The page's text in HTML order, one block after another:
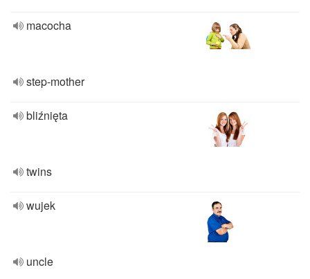
macocha
step-mother
bliźnięta
twins
wujek
uncle